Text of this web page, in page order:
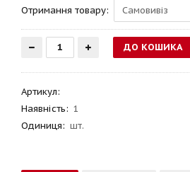
Отримання товару:
Артикул:
Наявність: 1
Одиниця: шт.